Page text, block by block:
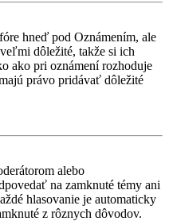
hneď pod Oznámením, ale
dôležité, takže si ich
ako pri oznámení rozhoduje
právo pridávať dôležité
alebo
na zamknuté témy ani
hlasovanie je automaticky
z rôznych dôvodov.